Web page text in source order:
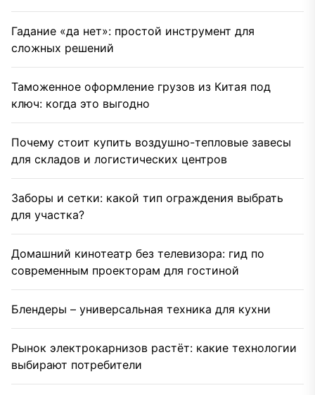
Гадание «да нет»: простой инструмент для
сложных решений
Таможенное оформление грузов из Китая под
ключ: когда это выгодно
Почему стоит купить воздушно-тепловые завесы
для складов и логистических центров
Заборы и сетки: какой тип ограждения выбрать
для участка?
Домашний кинотеатр без телевизора: гид по
современным проекторам для гостиной
Блендеры – универсальная техника для кухни
Рынок электрокарнизов растёт: какие технологии
выбирают потребители